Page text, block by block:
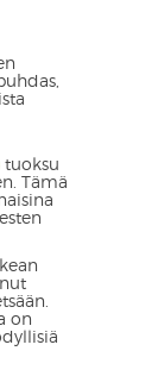
tuoksu
Tämä
on